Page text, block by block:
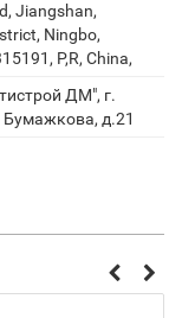
Jiangshan,
Ningbo,
P,R, China,
ДМ", г.
д.21